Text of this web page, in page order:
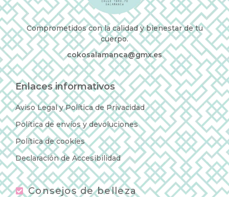
Comprometidos con la calidad y bienestar de tu
cuerpo.
cokosalamanca@gmx.es
Enlaces informativos
Aviso Legal y Política de Privacidad
Política de envíos y devoluciones
Política de cookies
Declaración de Accesibilidad
Consejos de belleza